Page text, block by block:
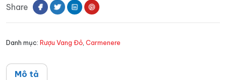
HERENCIA
lượng
Share
Danh mục: Rượu Vang Đỏ, Carmenere
Mô tả